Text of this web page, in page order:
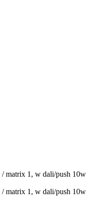
/ matrix 1, w dali/push 10w
/ matrix 1, w dali/push 10w